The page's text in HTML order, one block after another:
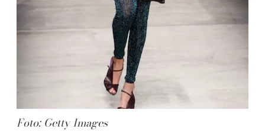
Foto: Getty Images